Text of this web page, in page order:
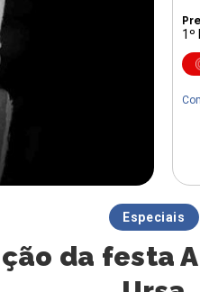
1º
Especiais
da festa